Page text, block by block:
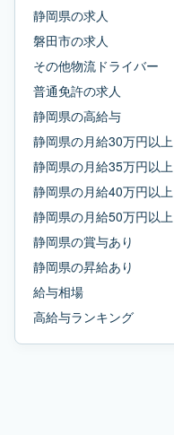
静岡県の求人
磐田市の求人
その他物流ドライバー
普通免許の求人
静岡県の高給与
静岡県の月給30万円以上
静岡県の月給35万円以上
静岡県の月給40万円以上
静岡県の月給50万円以上
静岡県の賞与あり
静岡県の昇給あり
給与相場
高給与ランキング